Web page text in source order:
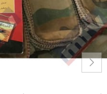
البرامج
جدول البرامج
شاهد البرامج
الترددات